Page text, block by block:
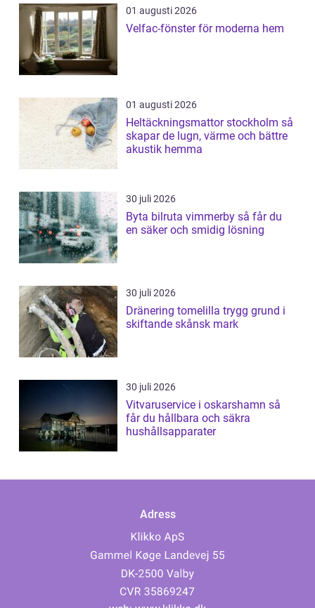
01 augusti 2026
Velfac-fönster för moderna hem
01 augusti 2026
Heltäckningsmattor stockholm så
skapar de lugn, värme och bättre
akustik hemma
30 juli 2026
Byta bilruta vimmerby så får du
en säker och smidig lösning
30 juli 2026
Dränering tomelilla trygg grund i
skiftande skånsk mark
30 juli 2026
Vitvaruservice i oskarshamn så
får du hållbara och säkra
hushållsapparater
Adress